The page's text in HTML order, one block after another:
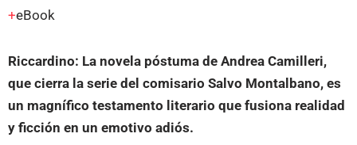
eBook
Riccardino: La novela póstuma de Andrea Camilleri,
que cierra la serie del comisario Salvo Montalbano, es
un magnífico testamento literario que fusiona realidad
y ficción en un emotivo adiós.